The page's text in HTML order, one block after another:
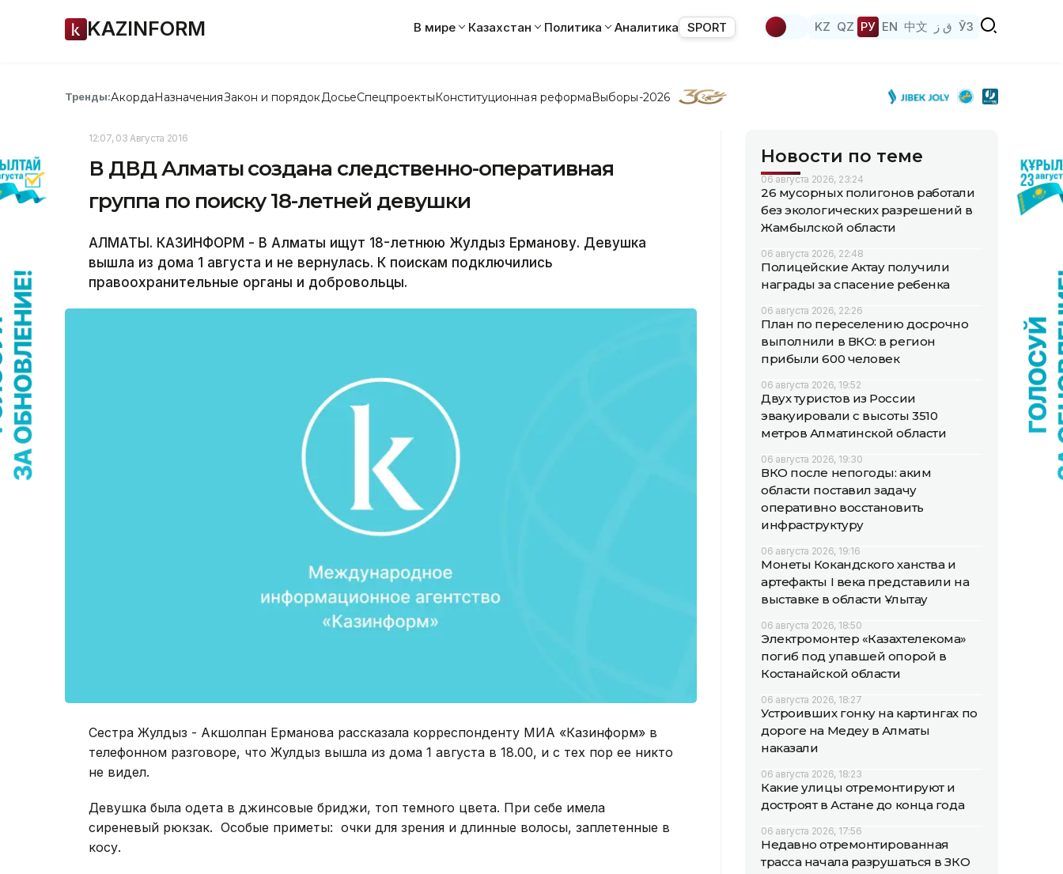
KAZINFORM В мире Казахстан Политика Аналитика SPORT KZ QZ РУ EN 中文 ق ز ЎЗ
Тренды:АкордаНазначенияЗакон и порядок ДосьеСпецпроектыКонституционная реформаВыборы-2026
12:07, 03 Августа 2016
В ДВД Алматы создана следственно-оперативная
группа по поиску 18-летней девушки
АЛМАТЫ. КАЗИНФОРМ - В Алматы ищут 18-летнюю Жулдыз Ерманову. Девушка
вышла из дома 1 августа и не вернулась. К поискам подключились
правоохранительные органы и добровольцы.
Сестра Жулдыз - Акшолпан Ерманова рассказала корреспонденту МИА «Казинформ» в
телефонном разговоре, что Жулдыз вышла из дома 1 августа в 18.00, и с тех пор ее никто
не видел.
Девушка была одета в джинсовые бриджи, топ темного цвета. При себе имела
сиреневый рюкзак. Особые приметы: очки для зрения и длинные волосы, заплетенные в
косу.
Новости по теме
06 августа 2026, 23:24
26 мусорных полигонов работали
без экологических разрешений в
Жамбылской области
06 августа 2026, 22:48
Полицейские Актау получили
награды за спасение ребенка
06 августа 2026, 22:26
План по переселению досрочно
выполнили в ВКО: в регион
прибыли 600 человек
06 августа 2026, 19:52
Двух туристов из России
эвакуировали с высоты 3510
метров Алматинской области
06 августа 2026, 19:30
ВКО после непогоды: аким
области поставил задачу
оперативно восстановить
инфраструктуру
06 августа 2026, 19:16
Монеты Кокандского ханства и
артефакты I века представили на
выставке в области Ұлытау
06 августа 2026, 18:50
Электромонтер «Казахтелекома»
погиб под упавшей опорой в
Костанайской области
06 августа 2026, 18:27
Устроивших гонку на картингах по
дороге на Медеу в Алматы
наказали
06 августа 2026, 18:23
Какие улицы отремонтируют и
достроят в Астане до конца года
06 августа 2026, 17:56
Недавно отремонтированная
трасса начала разрушаться в ЗКО